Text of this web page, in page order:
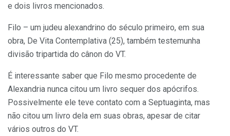
e dois livros mencionados.
Filo – um judeu alexandrino do século primeiro, em sua
obra, De Vita Contemplativa (25), também testemunha
divisão tripartida do cânon do VT.
É interessante saber que Filo mesmo procedente de
Alexandria nunca citou um livro sequer dos apócrifos.
Possivelmente ele teve contato com a Septuaginta, mas
não citou um livro dela em suas obras, apesar de citar
vários outros do VT.